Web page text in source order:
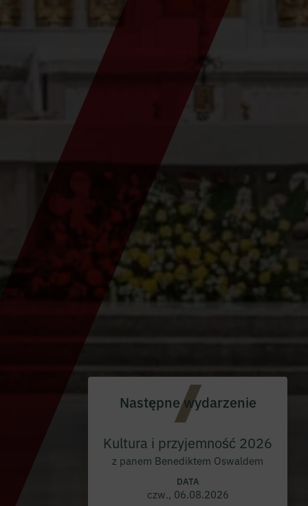
Następne wydarzenie
Kultura i przyjemność 2026
z panem Benediktem Oswaldem
DATA
czw., 06.08.2026